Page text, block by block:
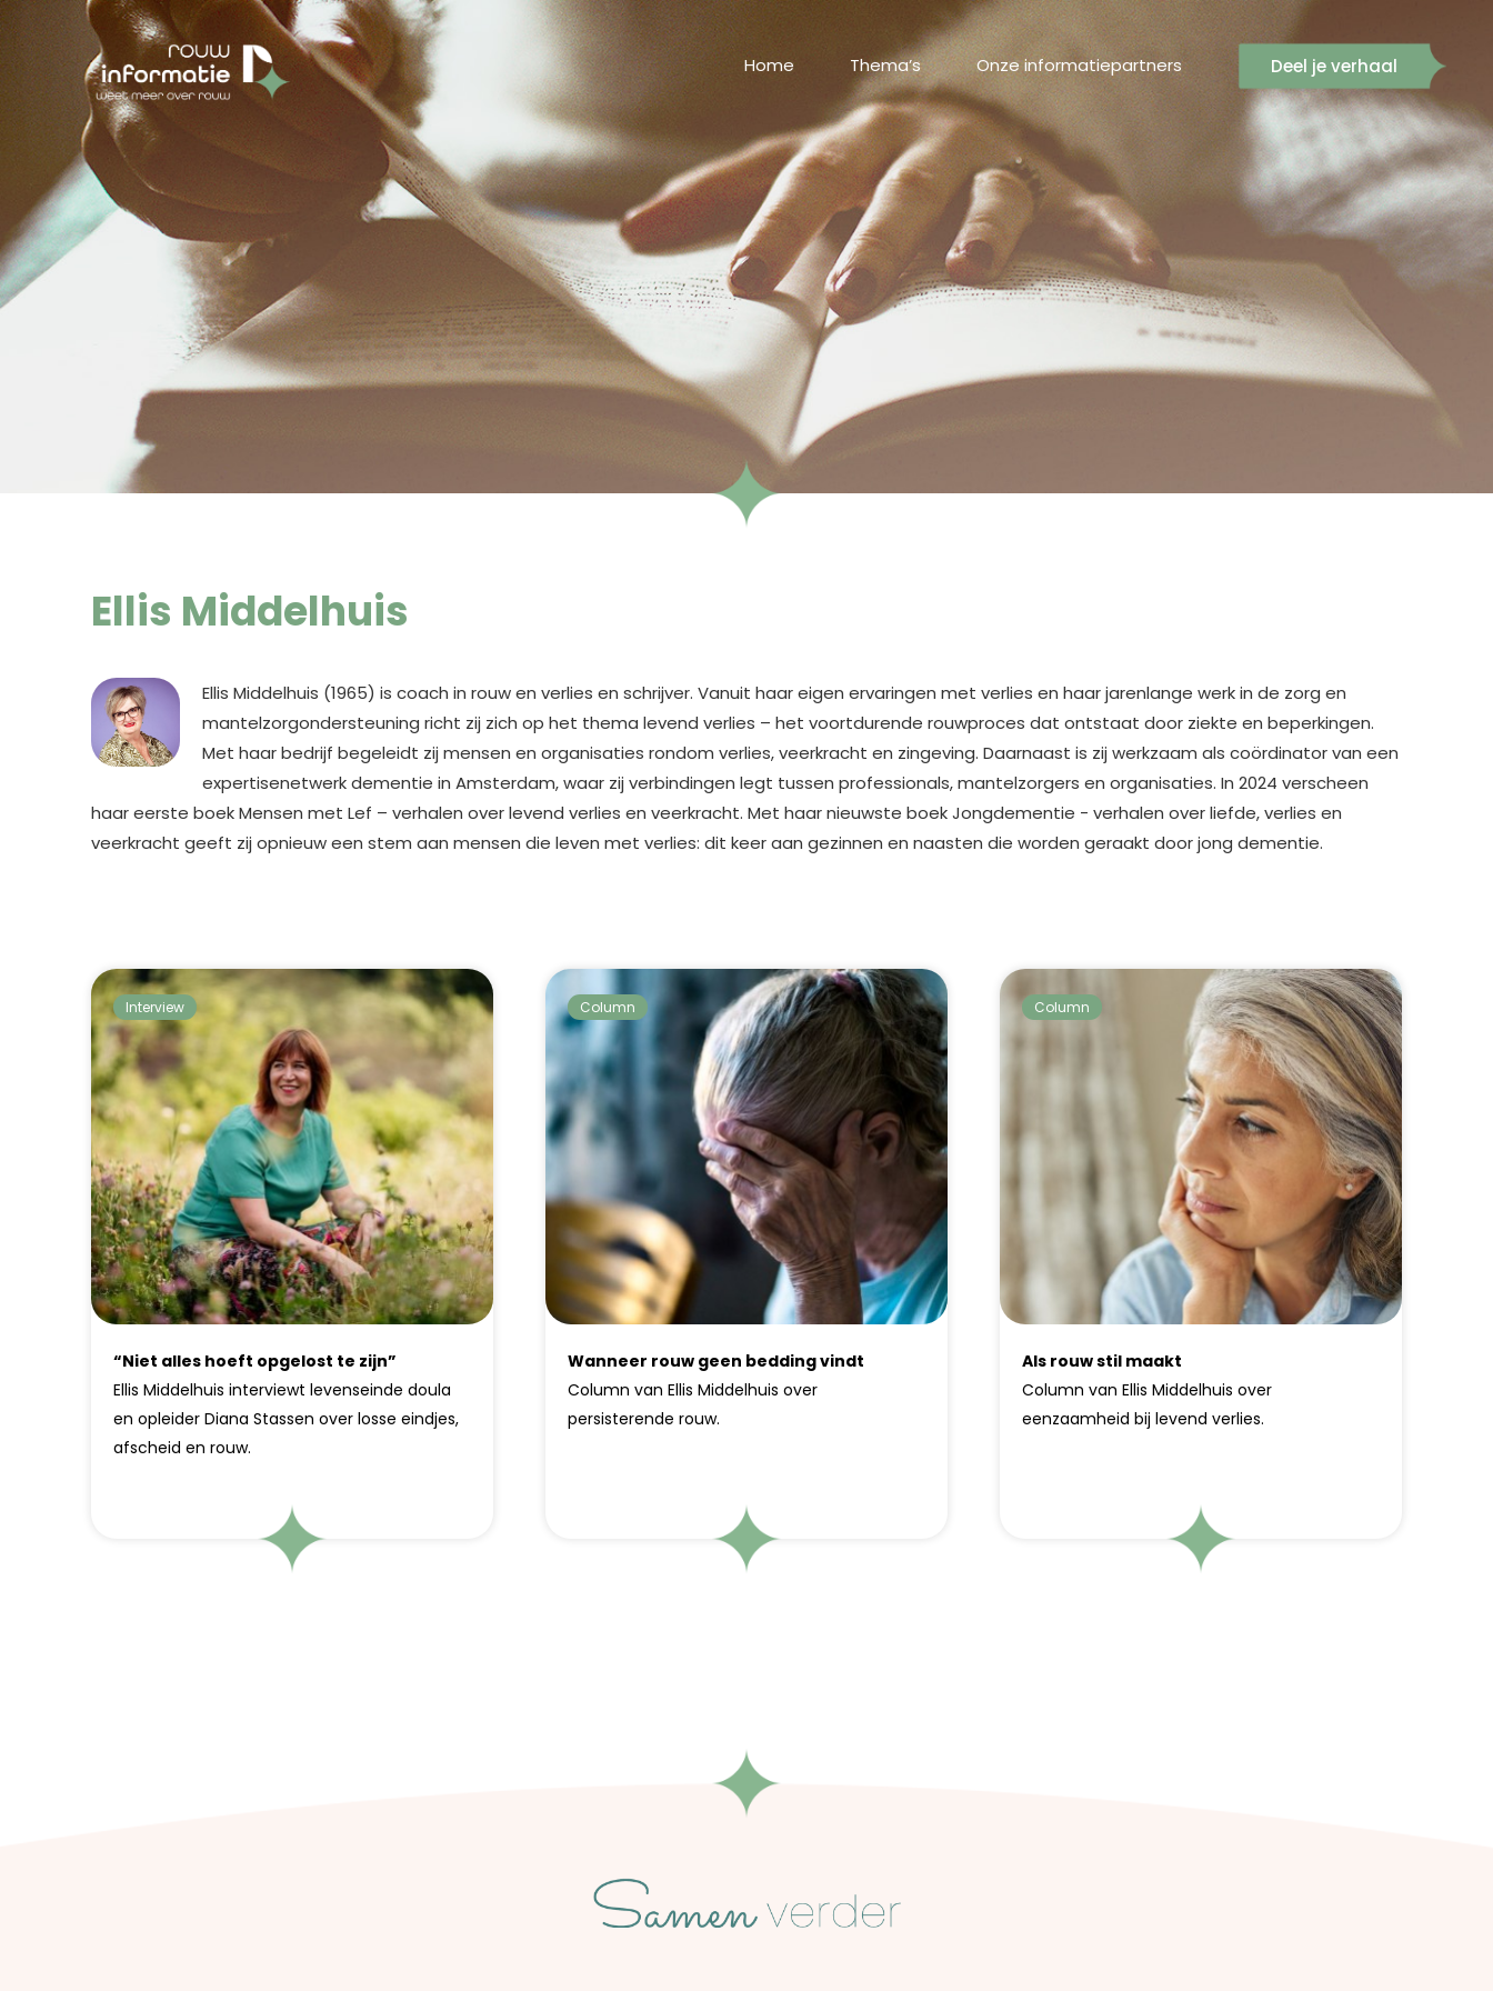
Home Thema’s Onze informatiepartners Deel je verhaal
Ellis Middelhuis
Ellis Middelhuis (1965) is coach in rouw en verlies en schrijver. Vanuit haar eigen ervaringen met verlies en haar jarenlange werk in de zorg en
mantelzorgondersteuning richt zij zich op het thema levend verlies – het voortdurende rouwproces dat ontstaat door ziekte en beperkingen.
Met haar bedrijf begeleidt zij mensen en organisaties rondom verlies, veerkracht en zingeving. Daarnaast is zij werkzaam als coördinator van een
expertisenetwerk dementie in Amsterdam, waar zij verbindingen legt tussen professionals, mantelzorgers en organisaties. In 2024 verscheen
haar eerste boek Mensen met Lef – verhalen over levend verlies en veerkracht. Met haar nieuwste boek Jongdementie - verhalen over liefde, verlies en
veerkracht geeft zij opnieuw een stem aan mensen die leven met verlies: dit keer aan gezinnen en naasten die worden geraakt door jong dementie.
Interview
“Niet alles hoeft opgelost te zijn”
Ellis Middelhuis interviewt levenseinde doula
en opleider Diana Stassen over losse eindjes,
afscheid en rouw.
Column
Wanneer rouw geen bedding vindt
Column van Ellis Middelhuis over
persisterende rouw.
Column
Als rouw stil maakt
Column van Ellis Middelhuis over
eenzaamheid bij levend verlies.